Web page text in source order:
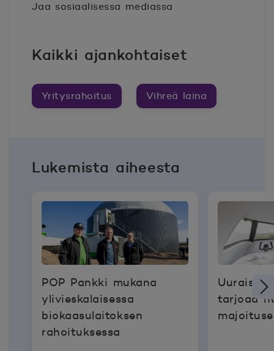
Jaa sosiaalisessa mediassa
Kaikki ajankohtaiset
Yritysrahoitus Vihreä laina
Lukemista aiheesta
POP Pankki mukana
ylivieskalaisessa
biokaasulaitoksen
rahoituksessa
tarjoaa